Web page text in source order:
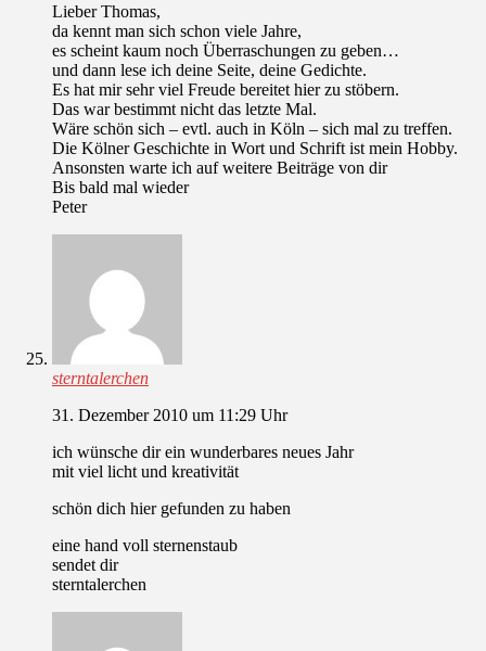
Lieber Thomas,
da kennt man sich schon viele Jahre,
es scheint kaum noch Überraschungen zu geben…
und dann lese ich deine Seite, deine Gedichte.
Es hat mir sehr viel Freude bereitet hier zu stöbern.
Das war bestimmt nicht das letzte Mal.
Wäre schön sich – evtl. auch in Köln – sich mal zu treffen.
Die Kölner Geschichte in Wort und Schrift ist mein Hobby.
Ansonsten warte ich auf weitere Beiträge von dir
Bis bald mal wieder
Peter
sterntalerchen
31. Dezember 2010 um 11:29 Uhr
ich wünsche dir ein wunderbares neues Jahr
mit viel licht und kreativität
schön dich hier gefunden zu haben
eine hand voll sternenstaub
sendet dir
sterntalerchen